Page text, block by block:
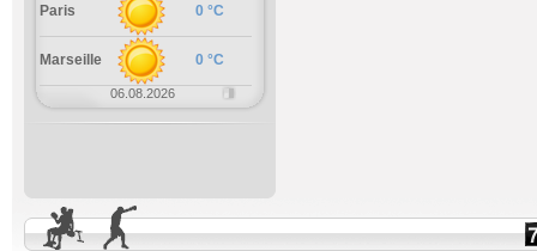
Paris 0 °C
Marseille 0 °C
06.08.2026